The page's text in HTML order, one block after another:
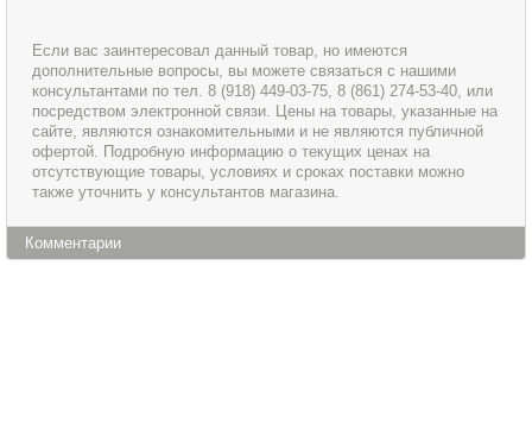
Если вас заинтересовал данный товар, но имеются
дополнительные вопросы, вы можете связаться с нашими
консультантами по тел. 8 (918) 449-03-75, 8 (861) 274-53-40, или
посредством электронной связи. Цены на товары, указанные на
сайте, являются ознакомительными и не являются публичной
офертой. Подробную информацию о текущих ценах на
отсутствующие товары, условиях и сроках поставки можно
также уточнить у консультантов магазина.
Комментарии